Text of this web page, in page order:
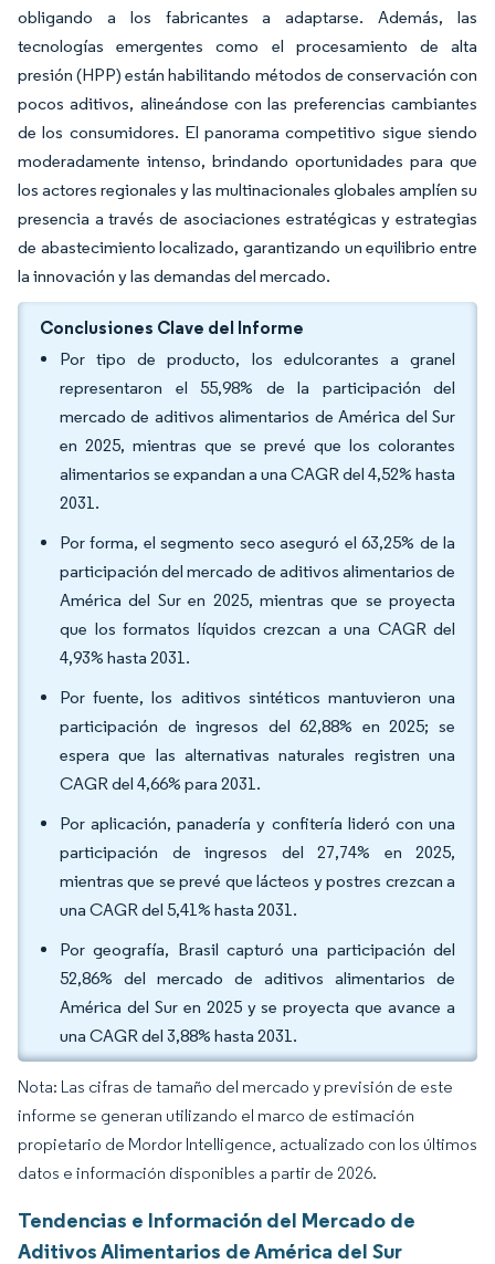
obligando a los fabricantes a adaptarse. Además, las
tecnologías emergentes como el procesamiento de alta
presión (HPP) están habilitando métodos de conservación con
pocos aditivos, alineándose con las preferencias cambiantes
de los consumidores. El panorama competitivo sigue siendo
moderadamente intenso, brindando oportunidades para que
los actores regionales y las multinacionales globales amplíen su
presencia a través de asociaciones estratégicas y estrategias
de abastecimiento localizado, garantizando un equilibrio entre
la innovación y las demandas del mercado.
Conclusiones Clave del Informe
Por tipo de producto, los edulcorantes a granel
representaron el 55,98% de la participación del
mercado de aditivos alimentarios de América del Sur
en 2025, mientras que se prevé que los colorantes
alimentarios se expandan a una CAGR del 4,52% hasta
2031.
Por forma, el segmento seco aseguró el 63,25% de la
participación del mercado de aditivos alimentarios de
América del Sur en 2025, mientras que se proyecta
que los formatos líquidos crezcan a una CAGR del
4,93% hasta 2031.
Por fuente, los aditivos sintéticos mantuvieron una
participación de ingresos del 62,88% en 2025; se
espera que las alternativas naturales registren una
CAGR del 4,66% para 2031.
Por aplicación, panadería y confitería lideró con una
participación de ingresos del 27,74% en 2025,
mientras que se prevé que lácteos y postres crezcan a
una CAGR del 5,41% hasta 2031.
Por geografía, Brasil capturó una participación del
52,86% del mercado de aditivos alimentarios de
América del Sur en 2025 y se proyecta que avance a
una CAGR del 3,88% hasta 2031.
Nota: Las cifras de tamaño del mercado y previsión de este
informe se generan utilizando el marco de estimación
propietario de Mordor Intelligence, actualizado con los últimos
datos e información disponibles a partir de 2026.
Tendencias e Información del Mercado de
Aditivos Alimentarios de América del Sur